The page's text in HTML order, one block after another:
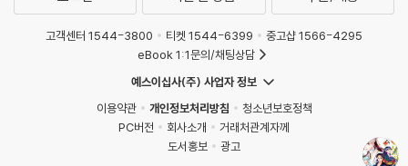
고객센터 1544-3800 티켓 1544-6399
중고샵 1566-4295
eBook 1:1문의/채팅상담
예스이십사(주) 사업자 정보
이용약관
개인정보처리방침
청소년보호정책
PC버전
회사소개
거래처관계자께
도서홍보
광고